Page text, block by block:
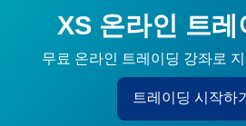
XS 온라인 트레
무료 온라인 트레이딩 강좌로
트레이딩 시작하기